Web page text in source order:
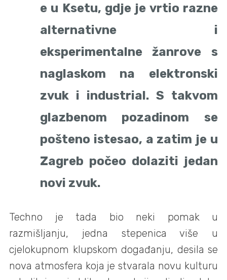
e u Ksetu, gdje je vrtio razne
alternativne i
eksperimentalne žanrove s
naglaskom na elektronski
zvuk i industrial. S takvom
glazbenom pozadinom se
pošteno istesao, a zatim je u
Zagreb počeo dolaziti jedan
novi zvuk.
Techno je tada bio neki pomak u
razmišljanju, jedna stepenica više u
cjelokupnom klupskom događanju, desila se
nova atmosfera koja je stvarala novu kulturu